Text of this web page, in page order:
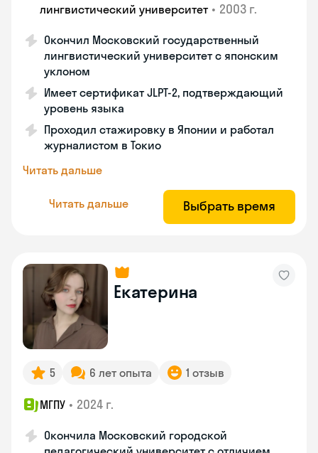
лингвистический университет • 2003 г.
Окончил Московский государственный
лингвистический университет с японским
уклоном
Имеет сертификат JLPT-2, подтверждающий
уровень языка
Проходил стажировку в Японии и работал
журналистом в Токио
Читать дальше
Читать дальше Выбрать время
Екатерина
5 6 лет опыта 1 отзыв
МГПУ • 2024 г.
Окончила Московский городской